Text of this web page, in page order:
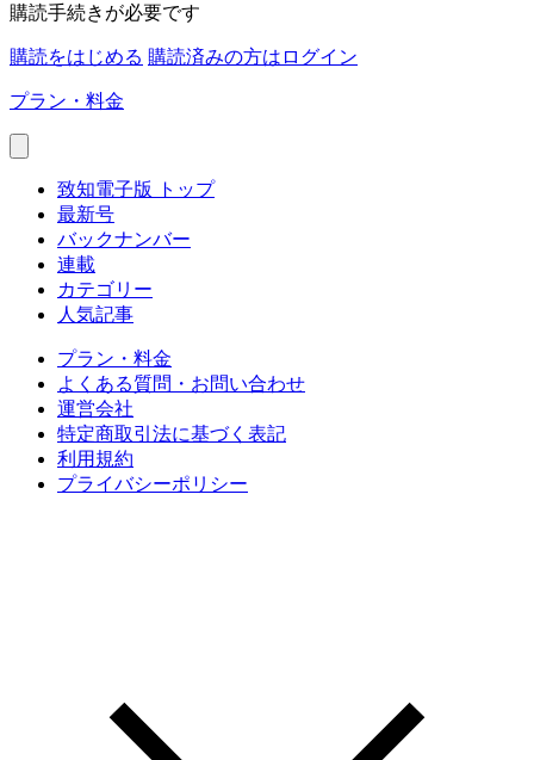
購読手続きが必要です
購読をはじめる 購読済みの方はログイン
プラン・料金
致知電子版 トップ
最新号
バックナンバー
連載
カテゴリー
人気記事
プラン・料金
よくある質問・お問い合わせ
運営会社
特定商取引法に基づく表記
利用規約
プライバシーポリシー